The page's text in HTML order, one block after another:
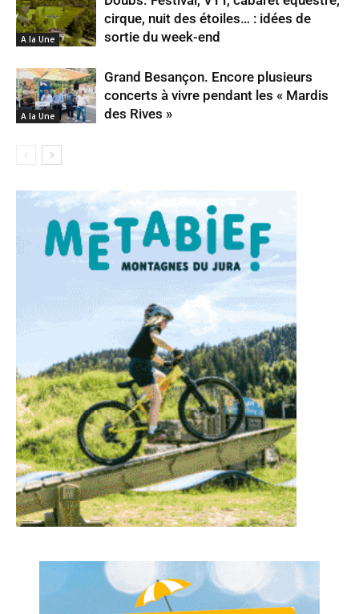
A la Une
cirque, nuit des étoiles… : idées de
sortie du week-end
A la Une
Grand Besançon. Encore plusieurs
concerts à vivre pendant les « Mardis
des Rives »